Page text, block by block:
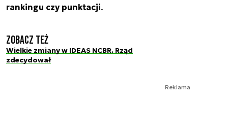
rankingu czy punktacji.
Zobacz też
Wielkie zmiany w IDEAS NCBR. Rząd
zdecydował
Reklama